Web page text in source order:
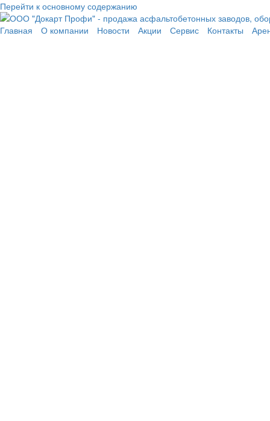
Перейти к основному содержанию
Главная
О компании Новости Акции Сервис Контакты